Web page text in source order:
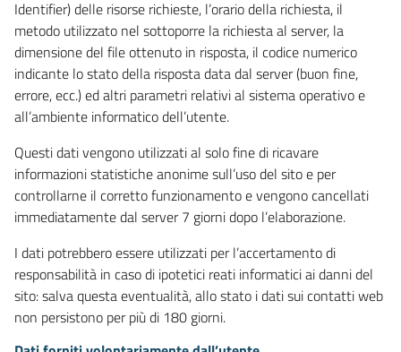
Identifier) delle risorse richieste, l’orario della richiesta, il
metodo utilizzato nel sottoporre la richiesta al server, la
dimensione del file ottenuto in risposta, il codice numerico
indicante lo stato della risposta data dal server (buon fine,
errore, ecc.) ed altri parametri relativi al sistema operativo e
all’ambiente informatico dell’utente.
Questi dati vengono utilizzati al solo fine di ricavare
informazioni statistiche anonime sull’uso del sito e per
controllarne il corretto funzionamento e vengono cancellati
immediatamente dal server 7 giorni dopo l’elaborazione.
I dati potrebbero essere utilizzati per l’accertamento di
responsabilità in caso di ipotetici reati informatici ai danni del
sito: salva questa eventualità, allo stato i dati sui contatti web
non persistono per più di 180 giorni.